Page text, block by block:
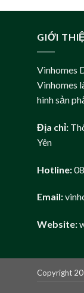
GIỚI
Vinhomes
Vinhomes
hình sản
Địa chỉ:
Yên
Hotline:
Email:
Website:
Copyright